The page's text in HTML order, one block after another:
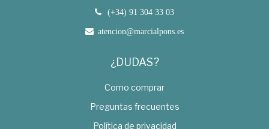
(+34) 91 304 33 03
atencion@marcialpons.es
¿DUDAS?
Como comprar
Preguntas frecuentes
Política de privacidad